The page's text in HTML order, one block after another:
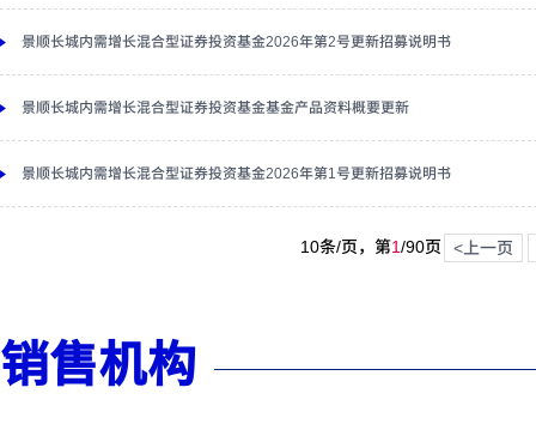
景顺长城内需增长混合型证券投资基金2026年第2号更新招募说明书
景顺长城内需增长混合型证券投资基金基金产品资料概要更新
景顺长城内需增长混合型证券投资基金2026年第1号更新招募说明书
10条/页，第1/90页 <上一页
销售机构